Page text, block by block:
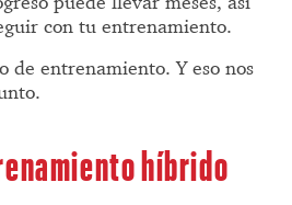
con tu entrenamiento.
de entrenamiento. Y eso nos
híbrido